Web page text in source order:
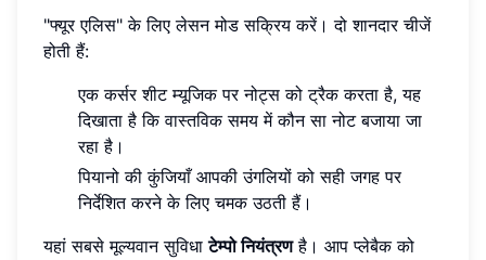
"फ्यूर एलिस" के लिए लेसन मोड सक्रिय करें। दो शानदार चीजें
होती हैं:
एक कर्सर शीट म्यूजिक पर नोट्स को ट्रैक करता है, यह
दिखाता है कि वास्तविक समय में कौन सा नोट बजाया जा
रहा है।
पियानो की कुंजियाँ आपकी उंगलियों को सही जगह पर
निर्देशित करने के लिए चमक उठती हैं।
यहां सबसे मूल्यवान सुविधाटेम्पो नियंत्रणहै। आप प्लेबैक को